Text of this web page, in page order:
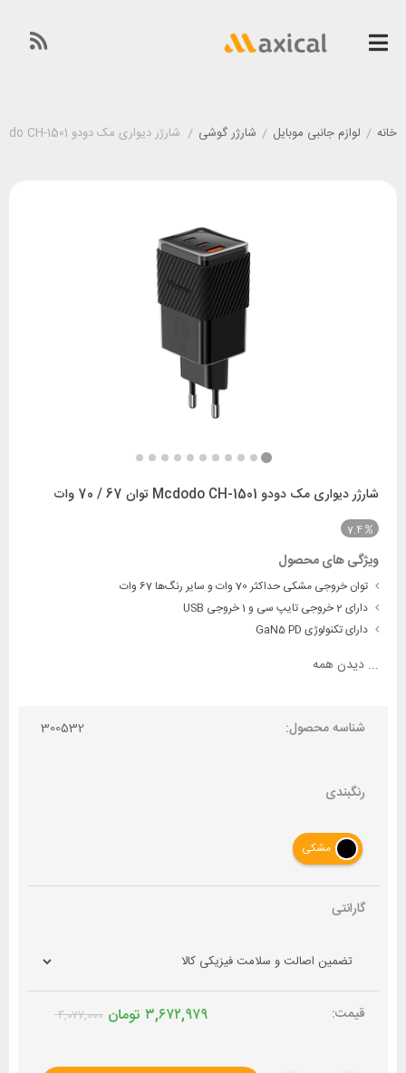
خانه / لوازم جانبی موبایل / شارژر گوشی / شارژر دیواری مک دودو Mcdodo CH-1501 توان 67 / 70 وات
شارژر دیواری مک دودو Mcdodo CH-1501 توان 67 / 70 وات
7.4
ویژگی های محصول
توان خروجی مشکی حداکثر 70 وات و سایر رنگ‌ها 67 وات
دارای 2 خروجی تایپ سی و 1 خروجی USB
دارای تکنولوژی GaN5 PD
... دیدن همه
شناسه محصول: 300532
رنگبندی
مشکی
گارانتی
۴,۰۷۷,۰۰۰ تومان ۳,۶۷۲,۹۷۹